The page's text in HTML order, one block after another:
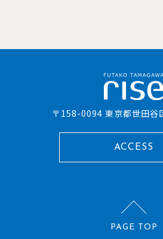
〒158-0094 東京都世田谷
ACCESS
PAGE TOP